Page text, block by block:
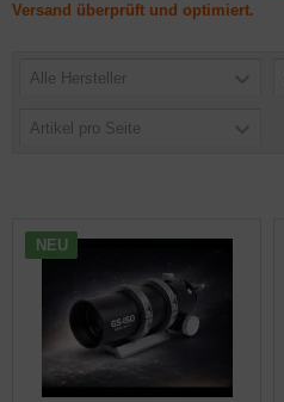
Versand überprüft und optimiert.
Alle Hersteller
Artikel pro Seite
NEU